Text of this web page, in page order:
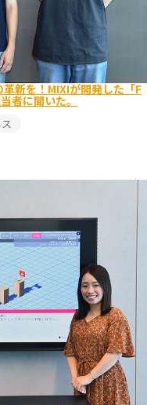
新を！MIXIが開発した「F
者に聞いた。